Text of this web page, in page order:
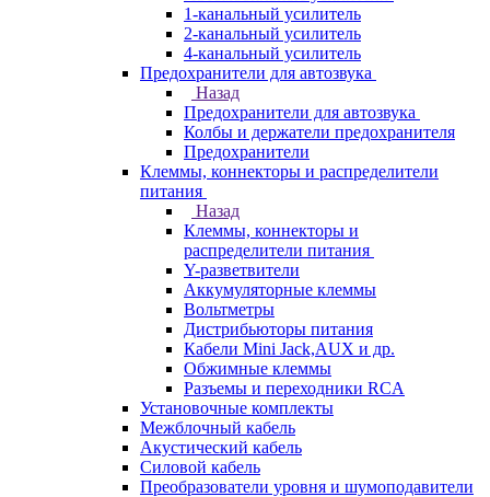
1-канальный усилитель
2-канальный усилитель
4-канальный усилитель
Предохранители для автозвука
Назад
Предохранители для автозвука
Колбы и держатели предохранителя
Предохранители
Клеммы, коннекторы и распределители
питания
Назад
Клеммы, коннекторы и
распределители питания
Y-разветвители
Аккумуляторные клеммы
Вольтметры
Дистрибьюторы питания
Кабели Mini Jack,AUX и др.
Обжимные клеммы
Разъемы и переходники RCA
Установочные комплекты
Межблочный кабель
Акустический кабель
Силовой кабель
Преобразователи уровня и шумоподавители